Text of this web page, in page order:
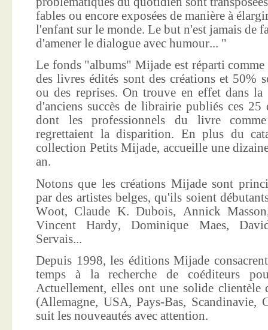
fables ou encore exposées de manière à
l'enfant sur le monde. Le but n'est jamais de
d'amener le dialogue avec humour... "
Le fonds "albums" Mijade est réparti
des livres édités sont des créations et 50%
ou des reprises. On trouve en effet dans
d'anciens succès de librairie publiés ces 25
dont les professionnels du livre
regrettaient la disparition. En plus du
collection Petits Mijade, accueille une
an.
Notons que les créations Mijade sont
par des artistes belges, qu'ils soient
Woot, Claude K. Dubois, Annick
Vincent Hardy, Dominique Maes,
Servais...
Depuis 1998, les éditions Mijade
temps à la recherche de coéditeurs
Actuellement, elles ont une solide clientèle
(Allemagne, USA, Pays-Bas, Scandinavie,
suit les nouveautés avec attention.